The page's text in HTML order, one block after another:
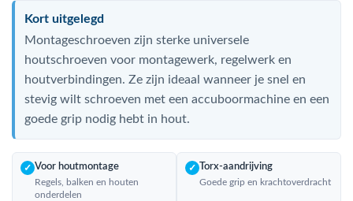
Kort uitgelegd
Montageschroeven zijn sterke universele
houtschroeven voor montagewerk, regelwerk en
houtverbindingen. Ze zijn ideaal wanneer je snel en
stevig wilt schroeven met een accuboormachine en een
goede grip nodig hebt in hout.
✓ Voor houtmontage
Regels, balken en houten
onderdelen
✓ Torx-aandrijving
Goede grip en krachtoverdracht